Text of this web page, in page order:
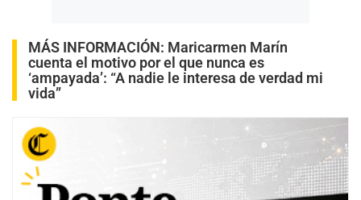
MÁS INFORMACIÓN: Maricarmen Marín
cuenta el motivo por el que nunca es
‘ampayada’: “A nadie le interesa de verdad mi
vida”